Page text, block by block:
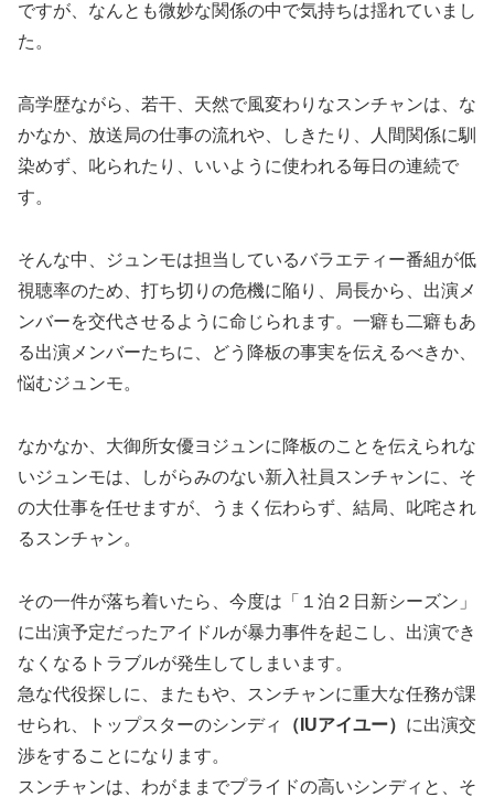
ですが、なんとも微妙な関係の中で気持ちは揺れていまし
た。
高学歴ながら、若干、天然で風変わりなスンチャンは、な
かなか、放送局の仕事の流れや、しきたり、人間関係に馴
染めず、叱られたり、いいように使われる毎日の連続で
す。
そんな中、ジュンモは担当しているバラエティー番組が低
視聴率のため、打ち切りの危機に陥り、局長から、出演メ
ンバーを交代させるように命じられます。一癖も二癖もあ
る出演メンバーたちに、どう降板の事実を伝えるべきか、
悩むジュンモ。
なかなか、大御所女優ヨジュンに降板のことを伝えられな
いジュンモは、しがらみのない新入社員スンチャンに、そ
の大仕事を任せますが、うまく伝わらず、結局、叱咤され
るスンチャン。
その一件が落ち着いたら、今度は「１泊２日新シーズン」
に出演予定だったアイドルが暴力事件を起こし、出演でき
なくなるトラブルが発生してしまいます。
急な代役探しに、またもや、スンチャンに重大な任務が課
せられ、トップスターのシンディ
（IUアイユー） に出演交
渉をすることになります。
スンチャンは、わがままでプライドの高いシンディと、そ